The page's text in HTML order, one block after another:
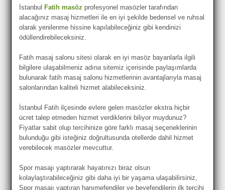
İstanbulFatih masöz profesyonel masözler tarafından
alacağınız masaj hizmetleri ile en iyi şekilde bedensel ve ruhsal
olarak yenilenme hissine kapılabileceğiniz gibi kendinizi
ödüllendirebileceksiniz.
Fatih masaj salonu sitesi olarak en iyi masöz bayanlarla ilgili
bilgilere ulaşabilmeniz adına sitemiz içerisinde paylaşımlarda
bulunarak fatih masaj salonu hizmetlerinin avantajlarıyla masaj
salonlarından kaliteli hizmet alabileceksiniz.
İstanbul Fatih ilçesinde evlere gelen masözler ekstra hiçbir
ücret talep etmeden hizmet verdiklerini biliyor muydunuz?
Fiyatlar sabit olup tercihinize göre farklı masaj seçeneklerinin
bulunduğu gibi isteğiniz doğrultusunda otellerde dahil hizmet
verebilecek masözler mevcuttur.
Spor masajı yaptırarak hayatınızı biraz olsun
kolaylaştırabileceğiniz gibi daha iyi bir yaşama ulaşabilirsiniz,
Spor masajı yaptıran hanımefendiler ve beyefendilerin ilk tercihi